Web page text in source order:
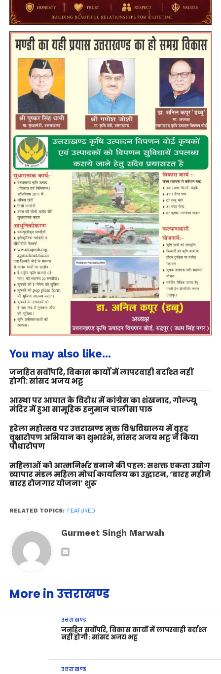
You may also like...
जनहित सर्वोपरि, विकास कार्यों में लापरवाही बर्दाश्त नहीं
होगी: सांसद अजय भट्ट
आस्था पर आघात के विरोध में कांग्रेस का शंखनाद, गोल्ज्यू
मंदिर में हुआ सामूहिक हनुमान चालीसा पाठ
हरेला महोत्सव पर उत्तराखण्ड मुक्त विश्वविद्यालय में वृहद
वृक्षारोपण अभियान का शुभारंभ, सांसद अजय भट्ट ने किया
पौधारोपण
महिलाओं को आत्मनिर्भर बनाने की पहल: सशक्त एकता उद्योग
व्यापार मंडल महिला मोर्चा कार्यालय का उद्घाटन, ‘बारह महीने
बारह रोजगार योजना’ शुरू
RELATED TOPICS: FEATURED
Gurmeet Singh Marwah
More in उत्तराखण्ड
उत्तराखण्ड
जनहित सर्वोपरि, विकास कार्यों में लापरवाही बर्दाश्त
नहीं होगी: सांसद अजय भट्ट
उत्तराखण्ड